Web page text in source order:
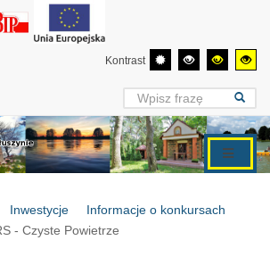
Kontrast
Inwestycje
Informacje o konkursach
- Czyste Powietrze